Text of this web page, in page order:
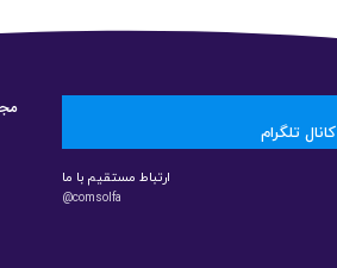
کانال تلگرام
ارتباط مستقیم با ما
@comsolfa